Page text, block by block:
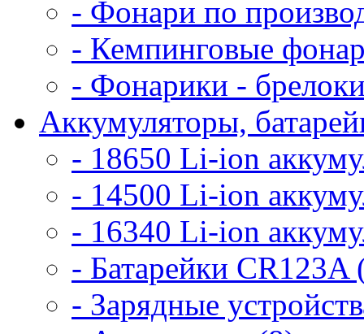
- Фонари по
- Кемпинговые
- Фонарики -
Аккумуляторы,
- 18650 Li-ion
- 14500 Li-ion
- 16340 Li-ion
- Батарейки CR123A
- Зарядные